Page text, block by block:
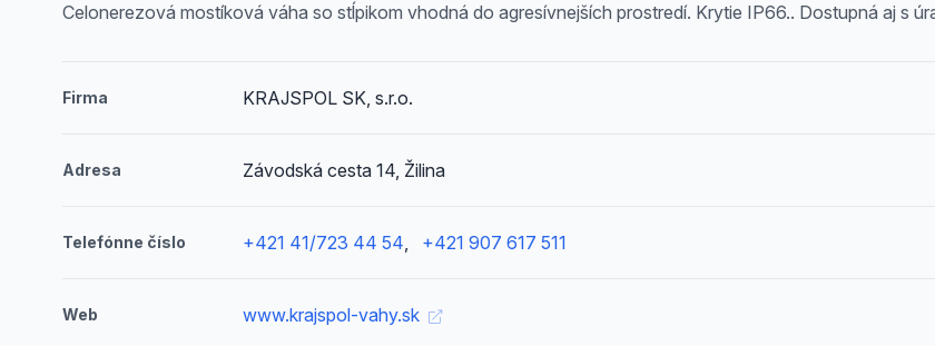
Celonerezová mostíková váha so stĺpikom vhodná do agresívnejších prostredí. Krytie IP66.. Dostupná aj s
Firma KRAJSPOL SK, s.r.o.
Adresa Závodská cesta 14, Žilina
Telefónne číslo +421 41/723 44 54, +421 907 617 511
Web www.krajspol-vahy.sk